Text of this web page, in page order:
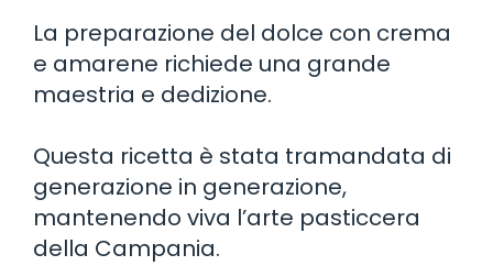
La preparazione del dolce con crema
e amarene richiede una grande
maestria e dedizione.
Questa ricetta è stata tramandata di
generazione in generazione,
mantenendo viva l’arte pasticcera
della Campania.